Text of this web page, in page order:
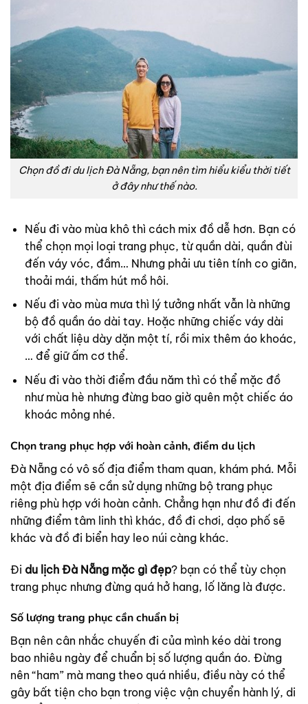
Chọn đồ đi du lịch Đà Nẵng, bạn nên tìm hiểu kiểu thời tiết
ở đây như thế nào.
Nếu đi vào mùa khô thì cách mix đồ dễ hơn. Bạn có
thể chọn mọi loại trang phục, từ quần dài, quần đùi
đến váy vóc, đầm… Nhưng phải ưu tiên tính co giãn,
thoải mái, thấm hút mồ hôi.
Nếu đi vào mùa mưa thì lý tưởng nhất vẫn là những
bộ đồ quần áo dài tay. Hoặc những chiếc váy dài
với chất liệu dày dặn một tí, rồi mix thêm áo khoác,
… để giữ ấm cơ thể.
Nếu đi vào thời điểm đầu năm thì có thể mặc đồ
như mùa hè nhưng đừng bao giờ quên một chiếc áo
khoác mỏng nhé.
Chọn trang phục hợp với hoàn cảnh, điểm du lịch
Đà Nẵng có vô số địa điểm tham quan, khám phá. Mỗi
một địa điểm sẽ cần sử dụng những bộ trang phục
riêng phù hợp với hoàn cảnh. Chẳng hạn như đồ đi đến
những điểm tâm linh thì khác, đồ đi chơi, dạo phố sẽ
khác và đồ đi biển hay leo núi càng khác.
Đi du lịch Đà Nẵng mặc gì đẹp? bạn có thể tùy chọn
trang phục nhưng đừng quá hở hang, lố lăng là được.
Số lượng trang phục cần chuẩn bị
Bạn nên cân nhắc chuyến đi của mình kéo dài trong
bao nhiêu ngày để chuẩn bị số lượng quần áo. Đừng
nên “ham” mà mang theo quá nhiều, điều này có thể
gây bất tiện cho bạn trong việc vận chuyển hành lý, di